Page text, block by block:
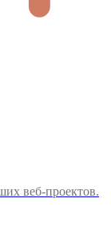
веб-проектов.